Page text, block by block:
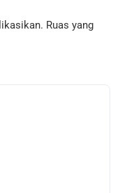
Ruas yang